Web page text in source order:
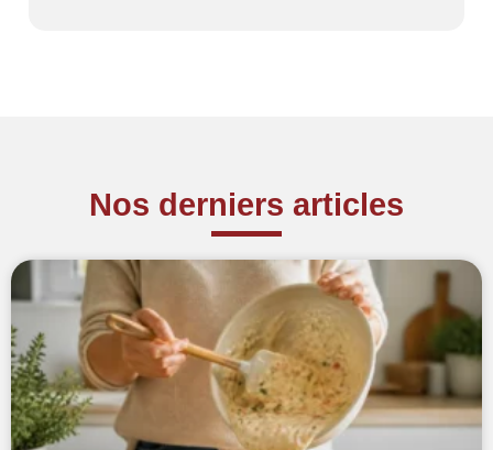
Nos derniers articles